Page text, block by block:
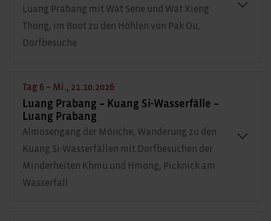
Luang Prabang mit Wat Sene und Wat Xieng
Thong, im Boot zu den Höhlen von Pak Ou,
Dorfbesuche
Tag 6 – Mi., 21.10.2026
Luang Prabang – Kuang Si-Wasserfälle –
Luang Prabang
Almosengang der Mönche, Wanderung zu den
Kuang Si-Wasserfällen mit Dorfbesuchen der
Minderheiten Khmu und Hmong, Picknick am
Wasserfall